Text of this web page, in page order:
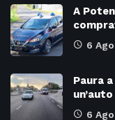
A
6
Paura
6